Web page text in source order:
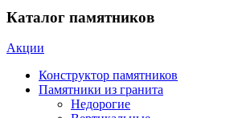
Каталог памятников
Акции
Конструктор памятников
Памятники из гранита
Недорогие